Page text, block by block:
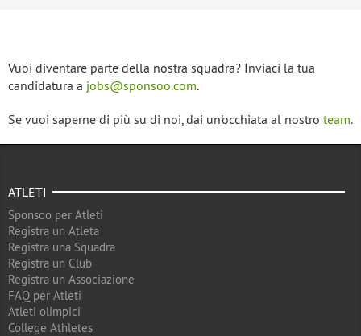
Vuoi diventare parte della nostra squadra? Inviaci la tua
candidatura a jobs@sponsoo.com.
Se vuoi saperne di più su di noi, dai un'occhiata al nostro team.
ATLETI
Sponsoo per Atleti
Registra un Atleta
Registra una Squadra
Registra un Club
Registra un Associazione
FAQ per Atleti
Atleti olimpici
College Athletes